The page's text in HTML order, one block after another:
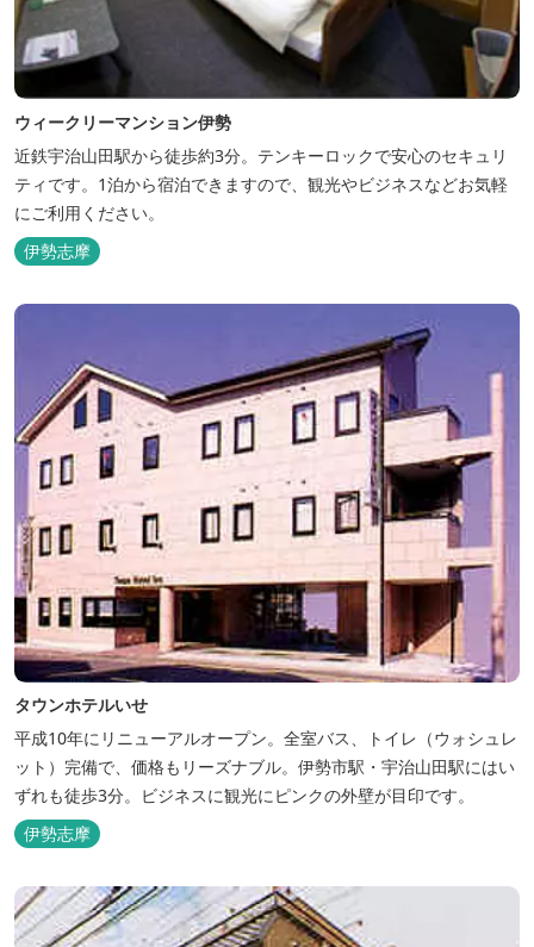
ウィークリーマンション伊勢
近鉄宇治山田駅から徒歩約3分。テンキーロックで安心のセキュリ
ティです。1泊から宿泊できますので、観光やビジネスなどお気軽
にご利用ください。
伊勢志摩
タウンホテルいせ
平成10年にリニューアルオープン。全室バス、トイレ（ウォシュレ
ット）完備で、価格もリーズナブル。伊勢市駅・宇治山田駅にはい
ずれも徒歩3分。ビジネスに観光にピンクの外壁が目印です。
伊勢志摩